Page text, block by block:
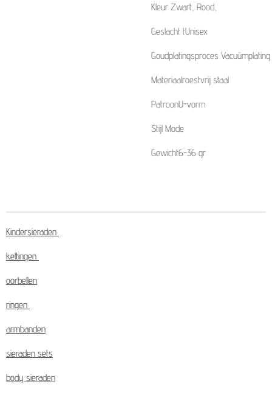
Kleur Zwart, Rood,
Geslacht tUnisex
Goudplatingsproces Vacuümplating
Materiaalroestvrij staal
PatroonU-vorm
Stijl Mode
Gewicht6-36 gr
Kindersieraden
kettingen
oorbellen
ringen
armbanden
sieraden sets
body sieraden